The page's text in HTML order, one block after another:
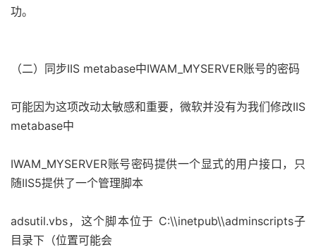
功。
（二）同步IIS metabase中IWAM_MYSERVER账号的密码
可能因为这项改动太敏感和重要，微软并没有为我们修改IIS
metabase中
IWAM_MYSERVER账号密码提供一个显式的用户接口，只
随IIS5提供了一个管理脚本
adsutil.vbs，这个脚本位于 C:\\inetpub\\adminscripts子
目录下（位置可能会